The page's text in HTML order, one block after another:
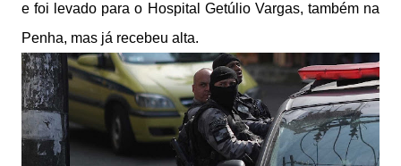
e foi levado para o Hospital Getúlio Vargas, também na
Penha, mas já recebeu alta.